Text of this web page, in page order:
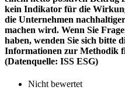
kein Indikator für die
die Unternehmen
machen wird. Wenn Sie
haben, wenden Sie sich bitte
Informationen zur Methodik
(Datenquelle: ISS ESG)
Nicht bewertet